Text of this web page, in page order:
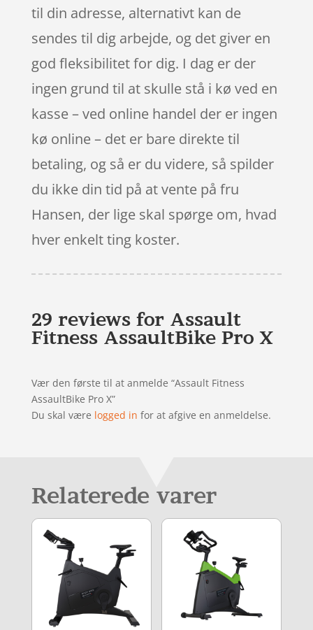
til din adresse, alternativt kan de
sendes til dig arbejde, og det giver en
god fleksibilitet for dig. I dag er der
ingen grund til at skulle stå i kø ved en
kasse – ved online handel der er ingen
kø online – det er bare direkte til
betaling, og så er du videre, så spilder
du ikke din tid på at vente på fru
Hansen, der lige skal spørge om, hvad
hver enkelt ting koster.
29 reviews for Assault
Fitness AssaultBike Pro X
Vær den første til at anmelde “Assault Fitness
AssaultBike Pro X”
Du skal være logged in for at afgive en anmeldelse.
Relaterede varer